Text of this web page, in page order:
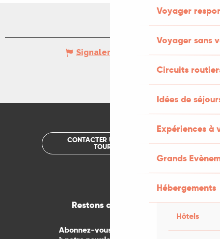
Voyager
Voyager sans
Circuits
Idées de
Expériences à
Grands
Hébergements
Hôtels
Signaler une erreur
CONTACTER UN OFFICE DE
TOURISME
Restons connectés
Abonnez-vous gratuitement